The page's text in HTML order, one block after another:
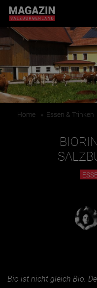
Zum Inhalt springen
BEITRÄGE IN MEINER
Gesundheit
Magazin durchsuchen...
Home » Essen & Trinken
Bio ist nicht gleich Bio.